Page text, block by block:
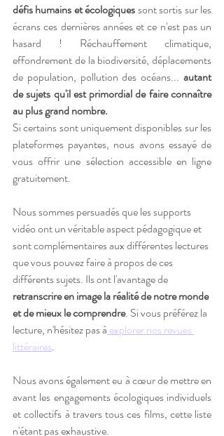
défis humains et écologiques sont sortis sur les
écrans ces dernières années et ce n'est pas un
hasard ! Réchauffement climatique,
effondrement de la biodiversité, déplacements
de population, pollution des océans... autant
de sujets qu'il est primordial de faire connaître
au plus grand nombre.
Si certains sont uniquement disponibles sur les
plateformes payantes, nous avons essayé de
vous offrir une sélection accessible en ligne
gratuitement.
Nous sommes persuadés que les supports
vidéo ont un véritable aspect pédagogique et
sont complémentaires aux différentes lectures
que vous pouvez faire à propos de ces
différents sujets. Ils ont l'avantage de
retranscrire en image la réalité de notre monde
et de mieux le comprendre. Si vous préférez la
lecture, n'hésitez pas à explorer nos revues
littéraires.
Nous avons également eu à cœur de mettre en
avant les engagements écologiques individuels
et collectifs à travers tous ces films, cette liste
n'étant pas exhaustive.